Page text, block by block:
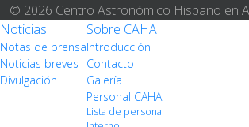
© 2026 Centro Astronómico Hispano en
Noticias
Notas de prensa
Noticias breves
Divulgación
Sobre CAHA
Introducción
Contacto
Galería
Personal CAHA
Lista de personal